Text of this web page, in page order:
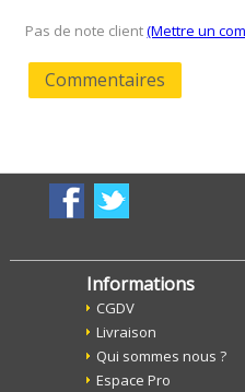
Pas de note client(Mettre un
Commentaires
Informations
CGDV
Livraison
Qui sommes nous ?
Espace Pro